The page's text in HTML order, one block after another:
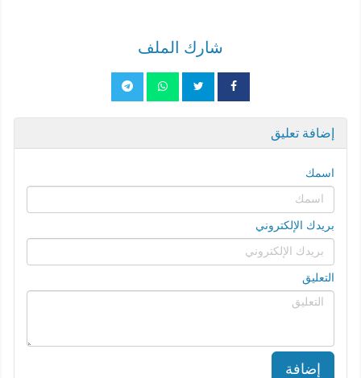
شارك الملف
إضافة تعليق
اسمك
بريدك الإلكتروني
التعليق
إضافة